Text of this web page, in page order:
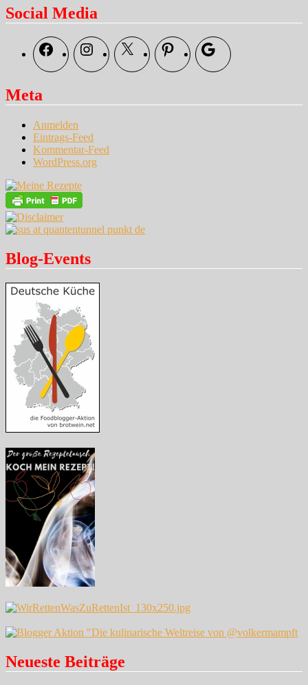
Social Media
FacebookInstagramX Pinterest Google
Meta
Anmelden
Eintrags-Feed
Kommentar-Feed
WordPress.org
Blog-Events
Neueste Beiträge